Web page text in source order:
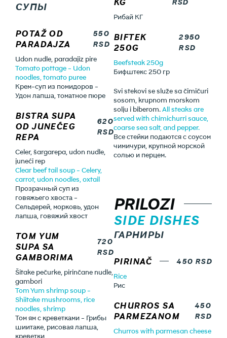
СУПЫ
POTAŽ OD
PARADAJZA
550
RSD
Udon nudle, paradajiz pire
Tomato pottage - Udon
noodles, tomato puree
Крем-суп из помидоров -
Удон лапша, томатное пюре
BISTRA SUPA
OD JUNEĆEG
REPA
620
RSD
Celer, šargarepa, udon nudle,
juneći rep
Clear beef tail soup - Celery,
carrot, udon noodles, oxtail
Прозрачный суп из
говяжьего хвоста -
Сельдерей, морковь, удон
лапша, говяжий хвост
TOM YUM
SUPA SA
GAMBORIMA
720
RSD
Šitake pečurke, pirinčane nudle,
gambori
Tom Yum shrimp soup -
Shiitake mushrooms, rice
noodles, shrimp
Том ям с креветками - Грибы
шиитаке, рисовая лапша,
креветки
Рибай КГ
BIFTEK
250G
2950
RSD
Beefsteak 250g
Бифштекс 250 гр
Svi stekovi se služe sa čimičuri
sosom, krupnom morskom
solju i biberom.All steaks are
served with chimichurri sauce,
coarse sea salt, and pepper.
Все стейки подаются с соусом
чимичури, крупной морской
солью и перцем.
PRILOZI
SIDE DISHES
ГАРНИРЫ
PIRINAČ 450 RSD
Rice
Рис
CHURROS SA
PARMEZANOM
450
RSD
Churros with parmesan cheese